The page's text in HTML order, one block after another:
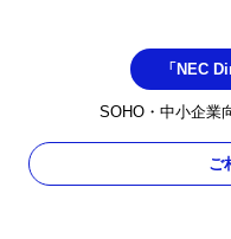
「NEC
SOHO・中小企業
ご